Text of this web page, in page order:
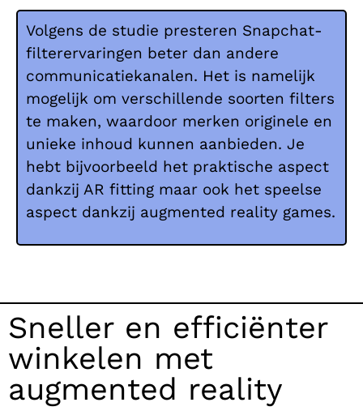
Volgens de studie presteren Snapchat-
filterervaringen beter dan andere
communicatiekanalen. Het is namelijk
mogelijk om verschillende soorten filters
te maken, waardoor merken originele en
unieke inhoud kunnen aanbieden. Je
hebt bijvoorbeeld het praktische aspect
dankzij AR fitting maar ook het speelse
aspect dankzij augmented reality games.
Sneller en efficiënter
winkelen met
augmented reality